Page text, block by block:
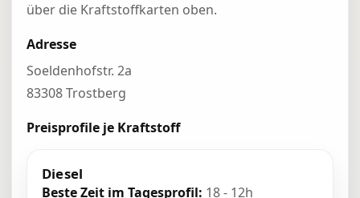
über die Kraftstoffkarten oben.
Adresse
Soeldenhofstr. 2a
83308 Trostberg
Preisprofile je Kraftstoff
Diesel
Beste Zeit im Tagesprofil: 18 - 12h